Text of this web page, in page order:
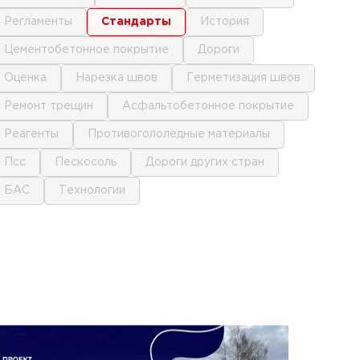
регламенты стандарты история
цементобетонное покрытие дороги
оценка нарезка швов герметизация швов
ремонт трещин асфальтобетонное покрытие
реагенты противогололедные материалы
псс пескосоль дороги других стран
БАС технологии